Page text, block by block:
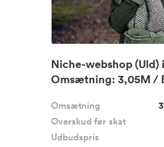
Niche-webshop (Uld)
Omsætning: 3,05M /
Omsætning
Overskud før skat
Udbudspris